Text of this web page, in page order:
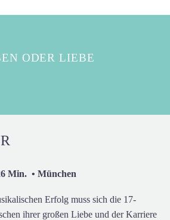
ODER LIEBE
Min. • München
Erfolg muss sich die 17-
ihrer großen Liebe und der Karriere